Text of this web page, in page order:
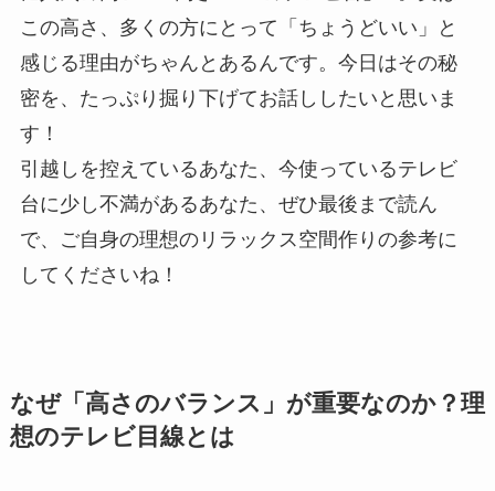
この高さ、多くの方にとって「ちょうどいい」と
感じる理由がちゃんとあるんです。今日はその秘
密を、たっぷり掘り下げてお話ししたいと思いま
す！
引越しを控えているあなた、今使っているテレビ
台に少し不満があるあなた、ぜひ最後まで読ん
で、ご自身の理想のリラックス空間作りの参考に
してくださいね！
なぜ「高さのバランス」が重要なのか？理
想のテレビ目線とは